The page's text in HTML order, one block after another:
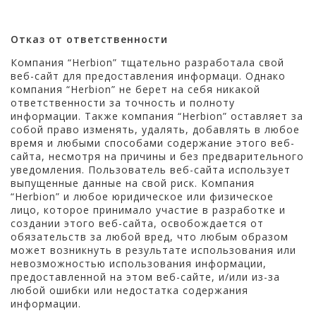
Отказ от ответственности
Компания “Herbion” тщательно разработала свой
веб-сайт для предоставления информаци. Однако
компания “Herbion” не берет на себя никакой
ответственности за точность и полноту
информации. Также компания “Herbion” оставляет за
собой право изменять, удалять, добавлять в любое
время и любыми способами содержание этого веб-
сайта, несмотря на причины и без предварительного
уведомления. Пользователь веб-сайта использует
выпущенные данные на свой риск. Компания
“Herbion” и любое юридическое или физическое
лицо, которое принимало участие в разработке и
создании этого веб-сайта, освобождается от
обязательств за любой вред, что любым образом
может возникнуть в результате использования или
невозможностью использования информации,
предоставленной на этом веб-сайте, и/или из-за
любой ошибки или недостатка содержания
информации.